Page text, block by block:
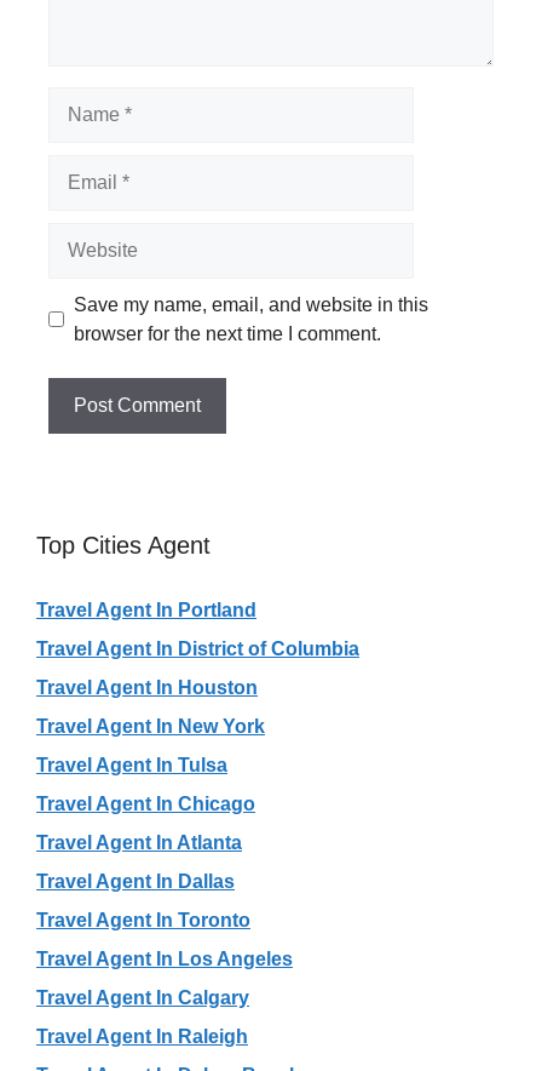
Save my name, email, and website in this
browser for the next time I comment.
Top Cities Agent
Travel Agent In Portland
Travel Agent In District of Columbia
Travel Agent In Houston
Travel Agent In New York
Travel Agent In Tulsa
Travel Agent In Chicago
Travel Agent In Atlanta
Travel Agent In Dallas
Travel Agent In Toronto
Travel Agent In Los Angeles
Travel Agent In Calgary
Travel Agent In Raleigh